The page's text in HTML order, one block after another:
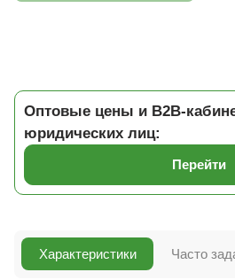
Оптовые цены и B2B-
юридических лиц:
Перейти
Характеристики Часто